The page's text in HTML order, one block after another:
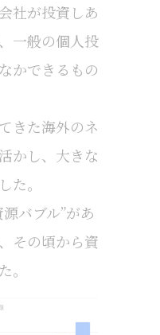
社が投資しあ
一般の個人投
かできるもの
きた海外のネ
かし、大きな
た。
バブル”があ
その頃から資
。